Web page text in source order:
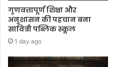
गुणवत्तापूर्ण शिक्षा और
अनुशासन की पहचान बना
सावित्री पब्लिक स्कूल
1 day ago